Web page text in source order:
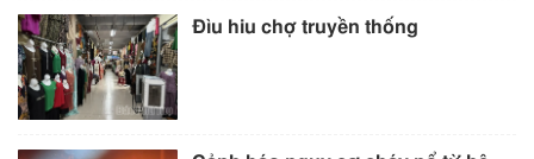
Đìu hiu chợ truyền thống